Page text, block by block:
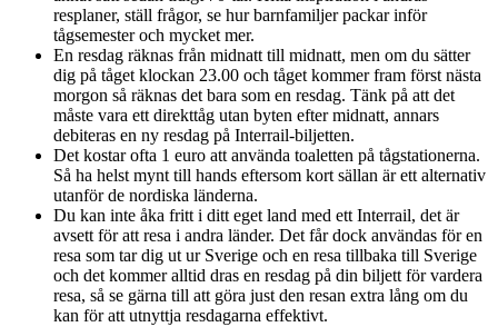
resplaner, ställ frågor, se hur barnfamiljer packar inför
tågsemester och mycket mer.
En resdag räknas från midnatt till midnatt, men om du sätter
dig på tåget klockan 23.00 och tåget kommer fram först nästa
morgon så räknas det bara som en resdag. Tänk på att det
måste vara ett direkttåg utan byten efter midnatt, annars
debiteras en ny resdag på Interrail-biljetten.
Det kostar ofta 1 euro att använda toaletten på tågstationerna.
Så ha helst mynt till hands eftersom kort sällan är ett alternativ
utanför de nordiska länderna.
Du kan inte åka fritt i ditt eget land med ett Interrail, det är
avsett för att resa i andra länder. Det får dock användas för en
resa som tar dig ut ur Sverige och en resa tillbaka till Sverige
och det kommer alltid dras en resdag på din biljett för vardera
resa, så se gärna till att göra just den resan extra lång om du
kan för att utnyttja resdagarna effektivt.